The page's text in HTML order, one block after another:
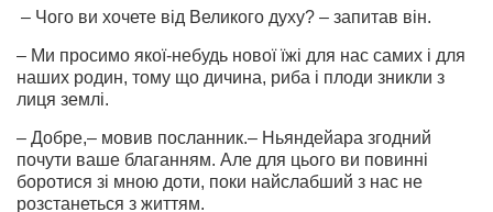
– Чого ви хочете від Великого духу? – запитав він.
– Ми просимо якої-небудь нової їжі для нас самих і для
наших родин, тому що дичина, риба і плоди зникли з
лиця землі.
– Добре,– мовив посланник.– Ньяндейара згодний
почути ваше благанням. Але для цього ви повинні
боротися зі мною доти, поки найслабший з нас не
розстанеться з життям.